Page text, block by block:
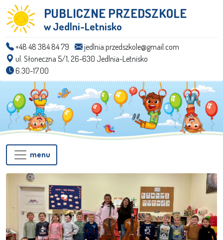
PUBLICZNE PRZEDSZKOLE
w Jedlni-Letnisko
+48 48 384 84 79
jedlnia.przedszkole@gmail.com
ul. Słoneczna 5/1, 26-630 Jedlnia-Letnisko
6.30-17.00
menu